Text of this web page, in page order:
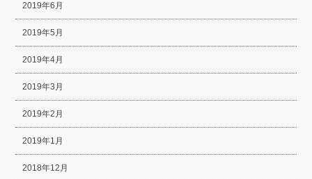
2019年6月
2019年5月
2019年4月
2019年3月
2019年2月
2019年1月
2018年12月